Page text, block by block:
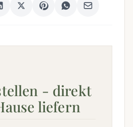
- direkt
liefern